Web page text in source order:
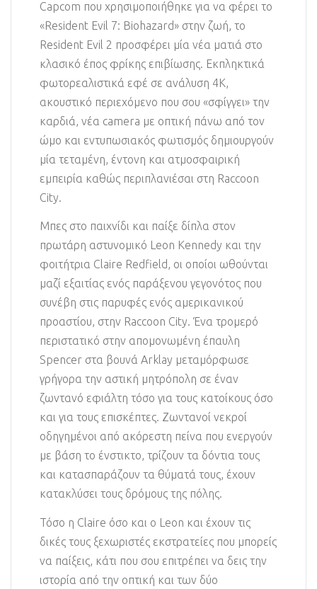
Capcom που χρησιμοποιήθηκε για να φέρει το
«Resident Evil 7: Biohazard» στην ζωή, το
Resident Evil 2 προσφέρει μία νέα ματιά στο
κλασικό έπος φρίκης επιβίωσης. Εκπληκτικά
φωτορεαλιστικά εφέ σε ανάλυση 4K,
ακουστικό περιεχόμενο που σου «σφίγγει» την
καρδιά, νέα camera με οπτική πάνω από τον
ώμο και εντυπωσιακός φωτισμός δημιουργούν
μία τεταμένη, έντονη και ατμοσφαιρική
εμπειρία καθώς περιπλανιέσαι στη Raccoon
City.
Μπες στο παιχνίδι και παίξε δίπλα στον
πρωτάρη αστυνομικό Leon Kennedy και την
φοιτήτρια Claire Redfield, οι οποίοι ωθούνται
μαζί εξαιτίας ενός παράξενου γεγονότος που
συνέβη στις παρυφές ενός αμερικανικού
προαστίου, στην Raccoon City. Ένα τρομερό
περιστατικό στην απομονωμένη έπαυλη
Spencer στα βουνά Arklay μεταμόρφωσε
γρήγορα την αστική μητρόπολη σε έναν
ζωντανό εφιάλτη τόσο για τους κατοίκους όσο
και για τους επισκέπτες. Ζωντανοί νεκροί
οδηγημένοι από ακόρεστη πείνα που ενεργούν
με βάση το ένστικτο, τρίζουν τα δόντια τους
και κατασπαράζουν τα θύματά τους, έχουν
κατακλύσει τους δρόμους της πόλης.
Τόσο η Claire όσο και ο Leon και έχουν τις
δικές τους ξεχωριστές εκστρατείες που μπορείς
να παίξεις, κάτι που σου επιτρέπει να δεις την
ιστορία από την οπτική και των δύο